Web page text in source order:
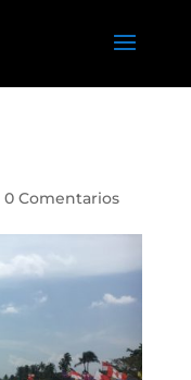
0 Comentarios